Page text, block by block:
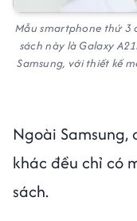
Mẫu smartphone thứ 3
sách này là Galaxy
Samsung, với thiết kế
Ngoài
khác đều chỉ có
sách.